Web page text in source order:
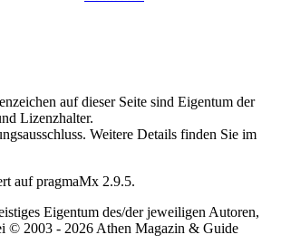
auf dieser Seite sind Eigentum der
Lizenzhalter.
Weitere Details finden Sie im
auf pragmaMx 2.9.5.
Eigentum des/der jeweiligen Autoren,
© 2003 - 2026 Athen Magazin & Guide